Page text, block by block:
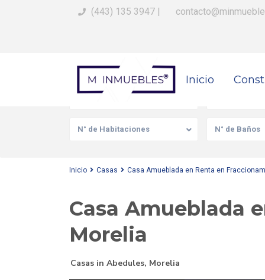
(443) 135 3947 |
Inicio
Busca Tu Propiedad
N° de Habitaciones N° de Baños
Inicio Casas Casa Amueblada en Renta en
Casa Amueblada
Morelia
Casas in Abedules, Morelia